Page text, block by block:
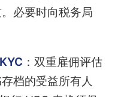
。必要时向税务局
：双重雇佣评估
档的受益所有人